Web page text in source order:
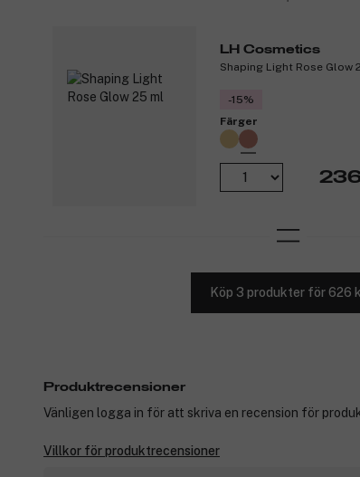
LH Cosmetics
Shaping Light Rose Glow
-15%
Färger
Köp 3 produkter för 626
Produktrecensioner
Vänligen logga in för att skriva en recension för
Villkor för produktrecensioner